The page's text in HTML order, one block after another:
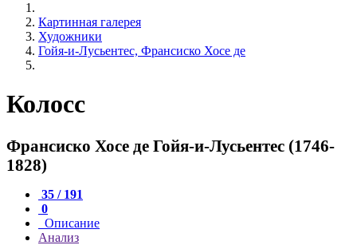
Картинная галерея
Художники
Гойя-и-Лусьентес, Франсиско Хосе де
Колосс
Франсиско Хосе де Гойя-и-Лусьентес (1746-
1828)
35 / 191
0
Описание
Анализ